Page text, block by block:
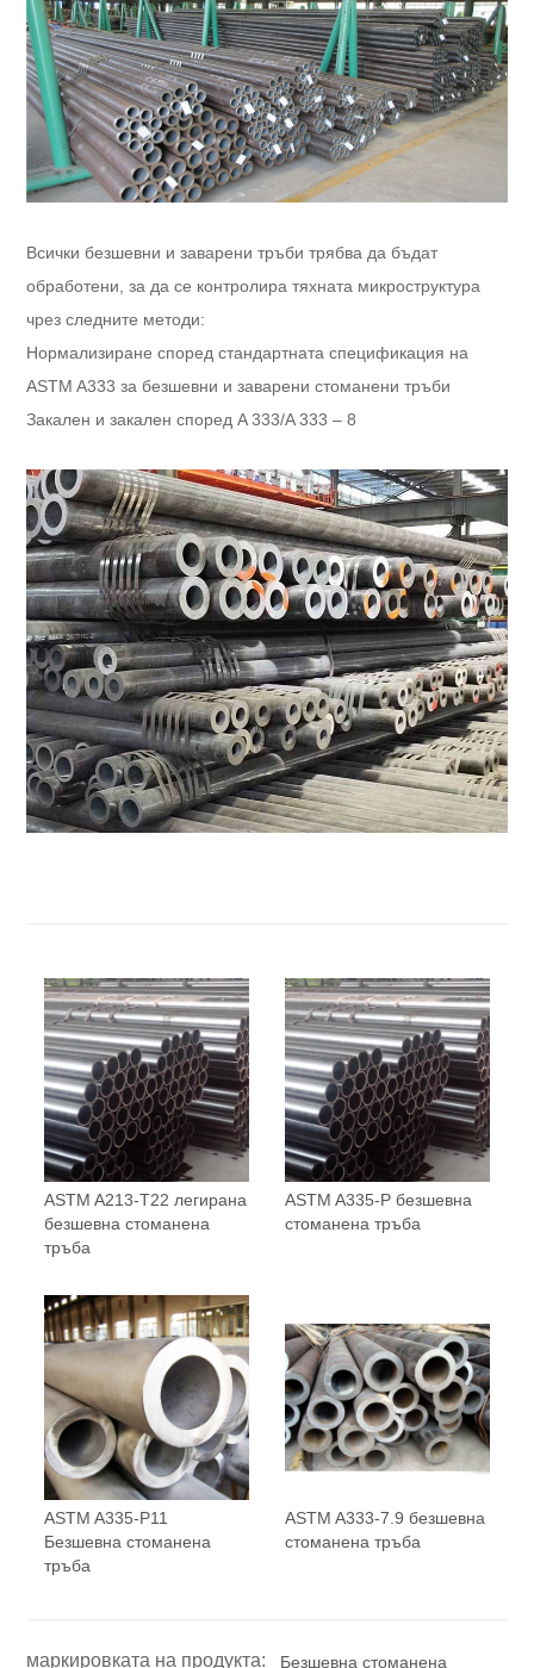
Всички безшевни и заварени тръби трябва да бъдат
обработени, за да се контролира тяхната микроструктура
чрез следните методи:
Нормализиране според стандартната спецификация на
ASTM A333 за безшевни и заварени стоманени тръби
Закален и закален според A 333/A 333 – 8
ASTM A213-T22 легирана
безшевна стоманена
тръба
ASTM A335-P безшевна
стоманена тръба
ASTM A335-P11
Безшевна стоманена
тръба
ASTM A333-7.9 безшевна
стоманена тръба
маркировката на продукта:
Безшевна стоманена